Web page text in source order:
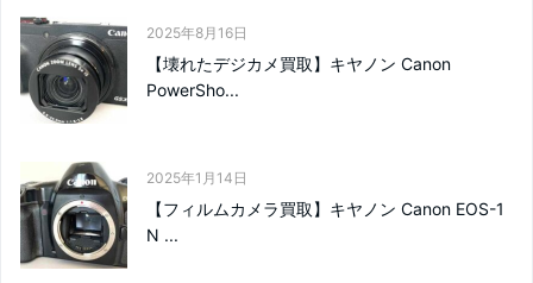
2025年8月16日
【壊れたデジカメ買取】キヤノン Canon
PowerSho...
2025年1月14日
【フィルムカメラ買取】キヤノン Canon EOS-1
N ...